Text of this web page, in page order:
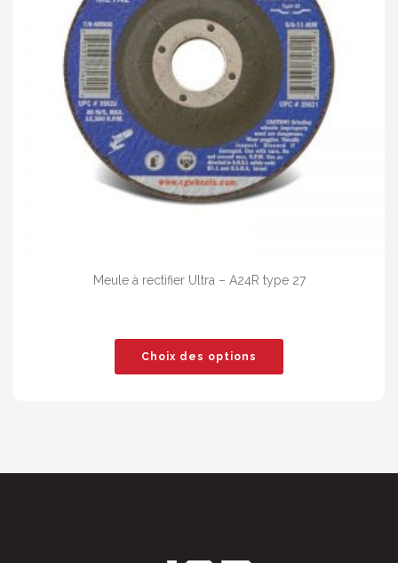
Meule à rectifier Ultra – A24R type 27
Choix des options